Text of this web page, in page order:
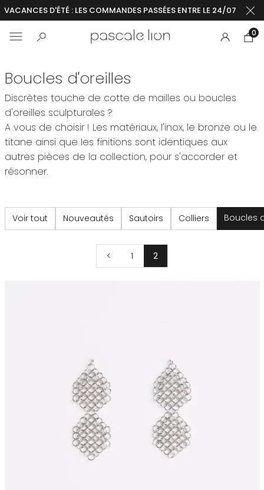
VACANCES D'ÉTÉ : LES COMMANDES PASSÉES ENTRE LE 24/07 ET
0
Boucles d'oreilles
Discrètes touche de cotte de mailles ou boucles
d'oreilles sculpturales ?
A vous de choisir ! Les matériaux, l'inox, le bronze ou le
titane ainsi que les finitions sont identiques aux
autres pièces de la collection, pour s'accorder et
résonner.
Voir tout Nouveautés Sautoirs Colliers Boucles
< 1 2